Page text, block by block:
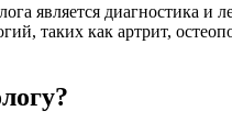
является диагностика
таких как артрит,